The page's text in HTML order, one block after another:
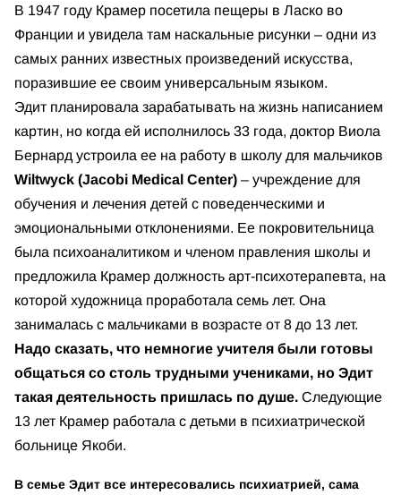
В 1947 году Крамер посетила пещеры в Ласко во
Франции и увидела там наскальные рисунки – одни из
самых ранних известных произведений искусства,
поразившие ее своим универсальным языком.
Эдит планировала зарабатывать на жизнь написанием
картин, но когда ей исполнилось 33 года, доктор Виола
Бернард устроила ее на работу в школу для мальчиков
Wiltwyck (Jacobi Medical Center) – учреждение для
обучения и лечения детей с поведенческими и
эмоциональными отклонениями. Ее покровительница
была психоаналитиком и членом правления школы и
предложила Крамер должность арт-психотерапевта, на
которой художница проработала семь лет. Она
занималась с мальчиками в возрасте от 8 до 13 лет.
Надо сказать, что немногие учителя были готовы
общаться со столь трудными учениками, но Эдит
такая деятельность пришлась по душе. Следующие
13 лет Крамер работала с детьми в психиатрической
больнице Якоби.
В семье Эдит все интересовались психиатрией, сама